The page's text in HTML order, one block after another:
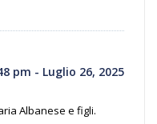
pm - Luglio 26, 2025
Albanese e figli.